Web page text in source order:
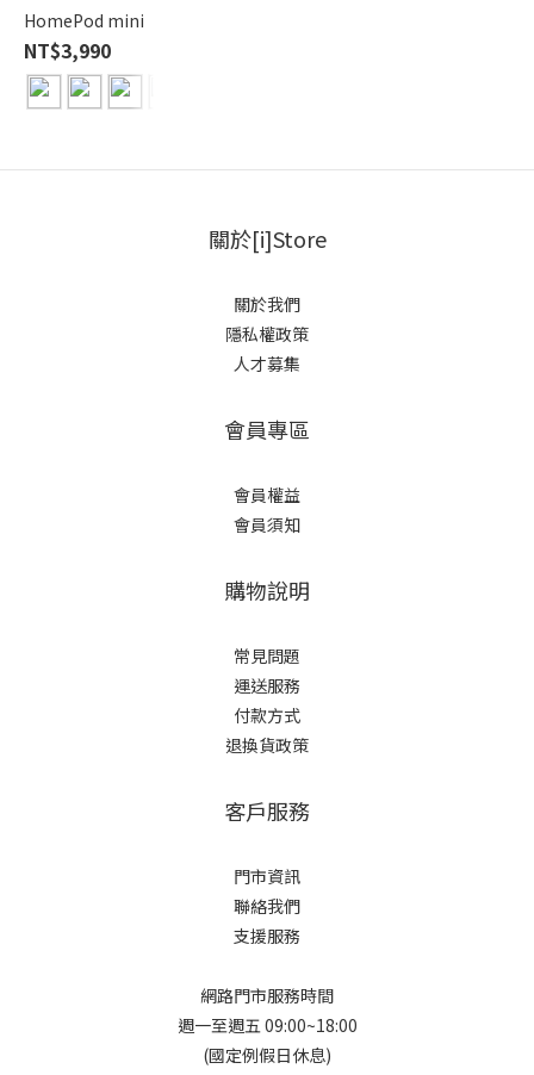
HomePod mini
NT$3,990
關於[i]Store
關於我們
隱私權政策
人才募集
會員專區
會員權益
會員須知
購物說明
常見問題
運送服務
付款方式
退換貨政策
客戶服務
門市資訊
聯絡我們
支援服務
網路門市服務時間
週一至週五 09:00~18:00
(國定例假日休息)